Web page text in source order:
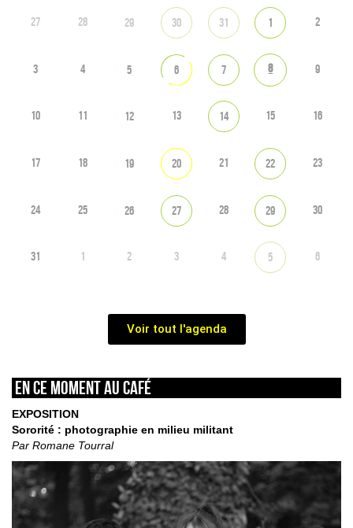
27 28 29 30 31 1 2
3 4 5 6 7 8 9
10 11 12 13 14 15 16
17 18 19 20 21 22 23
24 25 26 27 28 29 30
31 1 2 3 4 5 6
Voir tout l'agenda
En ce moment au café
EXPOSITION
Sororité : photographie en milieu militant
Par Romane Tourral